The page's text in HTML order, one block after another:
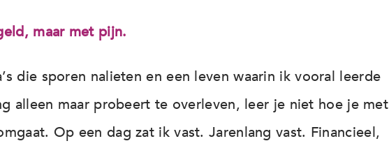
maar met pijn.
die sporen nalieten en een leven waarin ik vooral leerde
alleen maar probeert te overleven, leer je niet hoe je met
Op een dag zat ik vast. Jarenlang vast. Financieel,